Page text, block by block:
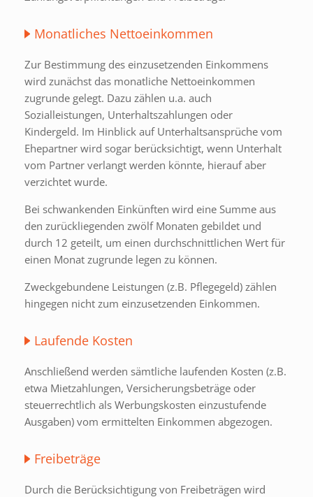
Monatliches Nettoeinkommen
Zur Bestimmung des einzusetzenden Einkommens
wird zunächst das monatliche Nettoeinkommen
zugrunde gelegt. Dazu zählen u.a. auch
Sozialleistungen, Unterhaltszahlungen oder
Kindergeld. Im Hinblick auf Unterhaltsansprüche vom
Ehepartner wird sogar berücksichtigt, wenn Unterhalt
vom Partner verlangt werden könnte, hierauf aber
verzichtet wurde.
Bei schwankenden Einkünften wird eine Summe aus
den zurückliegenden zwölf Monaten gebildet und
durch 12 geteilt, um einen durchschnittlichen Wert für
einen Monat zugrunde legen zu können.
Zweckgebundene Leistungen (z.B. Pflegegeld) zählen
hingegen nicht zum einzusetzenden Einkommen.
Laufende Kosten
Anschließend werden sämtliche laufenden Kosten (z.B.
etwa Mietzahlungen, Versicherungsbeträge oder
steuerrechtlich als Werbungskosten einzustufende
Ausgaben) vom ermittelten Einkommen abgezogen.
Freibeträge
Durch die Berücksichtigung von Freibeträgen wird